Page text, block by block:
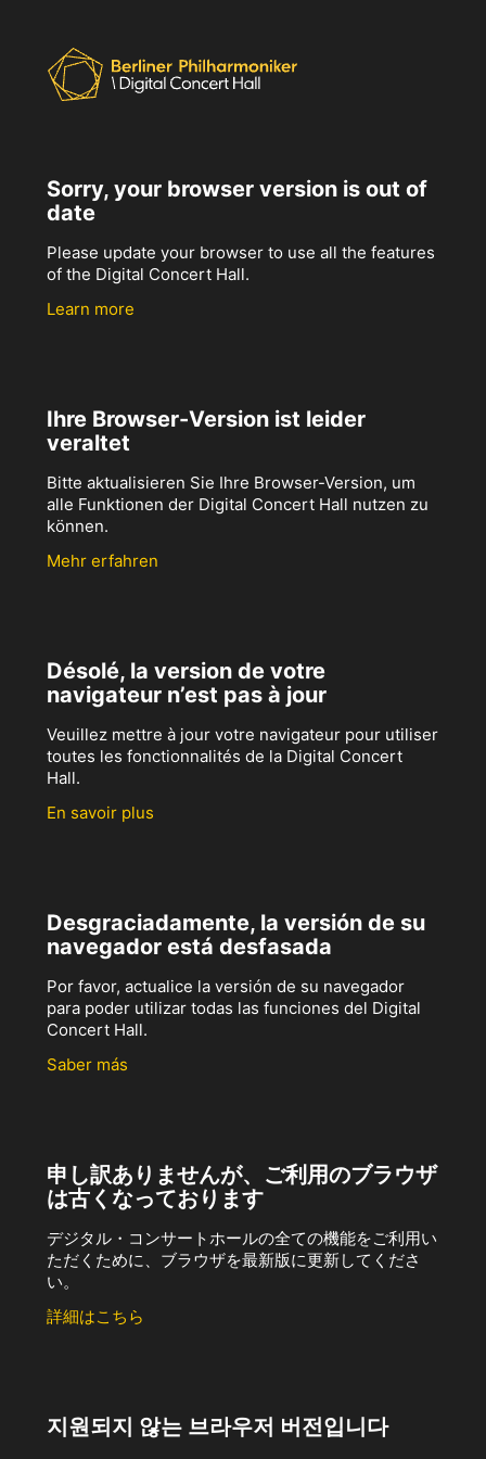
Sorry, your browser version is out of
date
Please update your browser to use all the features
of the Digital Concert Hall.
Learn more
Ihre Browser-Version ist leider
veraltet
Bitte aktualisieren Sie Ihre Browser-Version, um
alle Funktionen der Digital Concert Hall nutzen zu
können.
Mehr erfahren
Désolé, la version de votre
navigateur n’est pas à jour
Veuillez mettre à jour votre navigateur pour utiliser
toutes les fonctionnalités de la Digital Concert
Hall.
En savoir plus
Desgraciadamente, la versión de su
navegador está desfasada
Por favor, actualice la versión de su navegador
para poder utilizar todas las funciones del Digital
Concert Hall.
Saber más
申し訳ありませんが、ご利用のブラウザ
は古くなっております
デジタル・コンサートホールの全ての機能をご利用い
ただくために、ブラウザを最新版に更新してくださ
い。
詳細はこちら
지원되지 않는 브라우저 버전입니다